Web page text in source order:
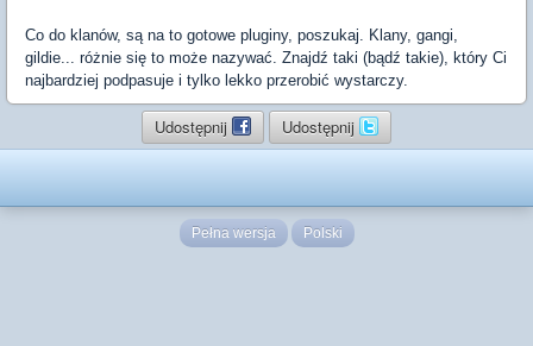
Co do klanów, są na to gotowe pluginy, poszukaj. Klany, gangi,
gildie... różnie się to może nazywać. Znajdź taki (bądź takie), który Ci
najbardziej podpasuje i tylko lekko przerobić wystarczy.
Udostępnij Udostępnij
Pełna wersja Polski